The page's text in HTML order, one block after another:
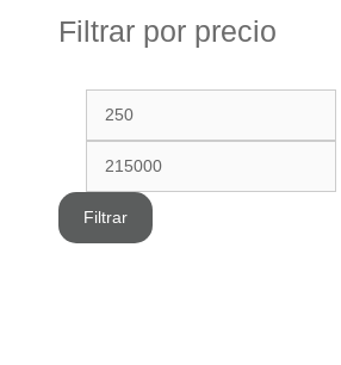
Filtrar por precio
Filtrar